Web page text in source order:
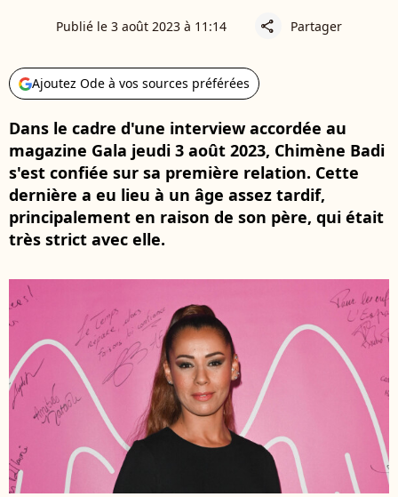
Publié le 3 août 2023 à 11:14 share Partager
Ajoutez Ode à vos sources préférées
Dans le cadre d'une interview accordée au
magazine Gala jeudi 3 août 2023, Chimène Badi
s'est confiée sur sa première relation. Cette
dernière a eu lieu à un âge assez tardif,
principalement en raison de son père, qui était
très strict avec elle.